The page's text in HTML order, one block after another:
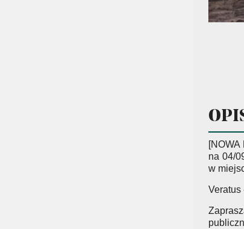
na 04/
w
Veratus